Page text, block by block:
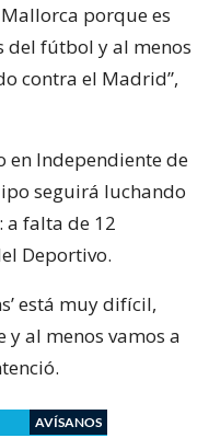
porque es
del fútbol y al menos
contra el Madrid”,
Independiente de
seguirá luchando
a falta de 12
Deportivo.
está muy difícil,
y al menos vamos a
AVÍSANOS